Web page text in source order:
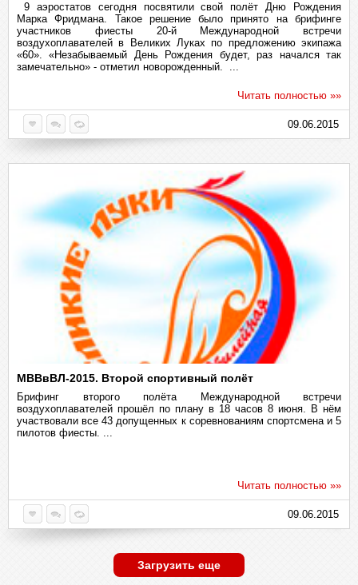
9 аэростатов сегодня посвятили свой полёт Дню Рождения
Марка Фридмана. Такое решение было принято на брифинге
участников фиесты 20-й Международной встречи
воздухоплавателей в Великих Луках по предложению экипажа
«60». «Незабываемый День Рождения будет, раз начался так
замечательно» - отметил новорожденный. ...
Читать полностью »»
09.06.2015
МВВвВЛ-2015. Второй спортивный полёт
Брифинг второго полёта Международной встречи
воздухоплавателей прошёл по плану в 18 часов 8 июня. В нём
участвовали все 43 допущенных к соревнованиям спортсмена и 5
пилотов фиесты. ...
Читать полностью »»
09.06.2015
Загрузить еще